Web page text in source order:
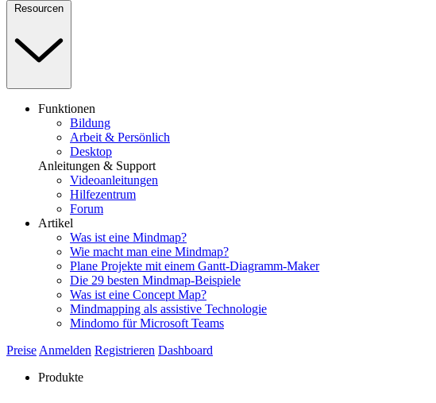
Resourcen
Funktionen
Bildung
Arbeit & Persönlich
Desktop
Anleitungen & Support
Videoanleitungen
Hilfezentrum
Forum
Artikel
Was ist eine Mindmap?
Wie macht man eine Mindmap?
Plane Projekte mit einem Gantt-Diagramm-Maker
Die 29 besten Mindmap-Beispiele
Was ist eine Concept Map?
Mindmapping als assistive Technologie
Mindomo für Microsoft Teams
Preise Anmelden Registrieren Dashboard
Produkte